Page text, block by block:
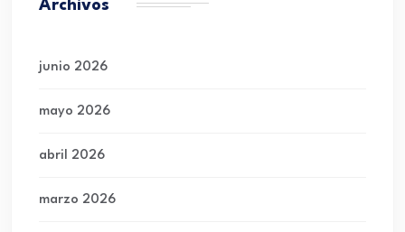
Archivos
junio 2026
mayo 2026
abril 2026
marzo 2026